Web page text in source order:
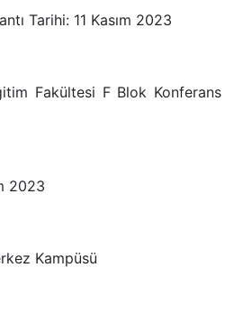
Tarihi: 11 Kasım 2023
Fakültesi F Blok Konferans
2023
Kampüsü